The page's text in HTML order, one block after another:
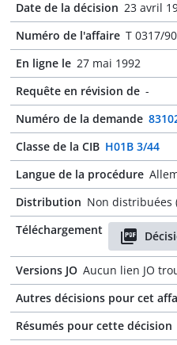
Date de la décision 23 avril
Numéro de l'affaire T 0317/90
En ligne le 27 mai 1992
Requête en révision de -
Numéro de la demande
Classe de la CIB H01B 3/44
Langue de la procédure
Distribution Non distribuées
Téléchargement
Versions JO Aucun lien JO
Autres décisions pour cet
Résumés pour cette décision